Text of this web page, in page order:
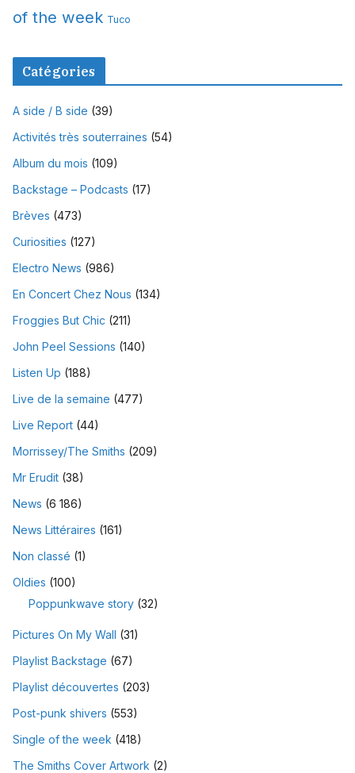
of the week Tuco
Catégories
A side / B side (39)
Activités très souterraines (54)
Album du mois (109)
Backstage – Podcasts (17)
Brèves (473)
Curiosities (127)
Electro News (986)
En Concert Chez Nous (134)
Froggies But Chic (211)
John Peel Sessions (140)
Listen Up (188)
Live de la semaine (477)
Live Report (44)
Morrissey/The Smiths (209)
Mr Erudit (38)
News (6 186)
News Littéraires (161)
Non classé (1)
Oldies (100)
Poppunkwave story (32)
Pictures On My Wall (31)
Playlist Backstage (67)
Playlist découvertes (203)
Post-punk shivers (553)
Single of the week (418)
The Smiths Cover Artwork (2)